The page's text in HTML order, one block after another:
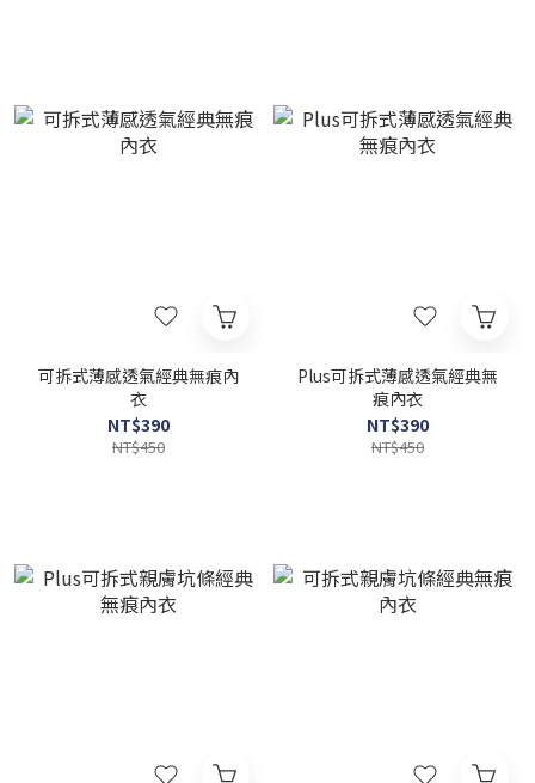
可拆式薄感透氣經典無痕內
衣
NT$390
NT$450
Plus可拆式薄感透氣經典無
痕內衣
NT$390
NT$450